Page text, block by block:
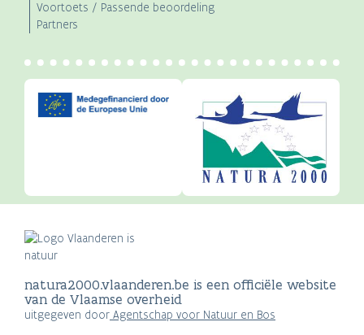
Voortoets / Passende beoordeling
Partners
natura2000.vlaanderen.be is een officiële website
van de Vlaamse overheid
uitgegeven door Agentschap voor Natuur en Bos